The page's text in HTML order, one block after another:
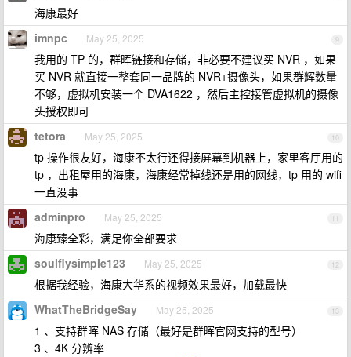
海康最好
9
imnpc May 25, 2025
我用的 TP 的，群晖链接和存储，非必要不建议买 NVR ，如果
买 NVR 就直接一整套同一品牌的 NVR+摄像头，如果群辉数量
不够，虚拟机安装一个 DVA1622 ，然后主控接管虚拟机的摄像
头授权即可
10
tetora May 25, 2025
tp 操作很友好，海康不太行还得接屏幕到机器上，家里客厅用的
tp ，出租屋用的海康，海康经常掉线还是用的网线，tp 用的 wifi
一直没事
11
adminpro May 25, 2025
海康臻全彩，满足你全部要求
12
soulflysimple123 May 25, 2025
根据我经验，海康大华系的视频效果最好，加载最快
13
WhatTheBridgeSay May 25, 2025
1 、支持群晖 NAS 存储（最好是群晖官网支持的型号）
3 、4K 分辨率